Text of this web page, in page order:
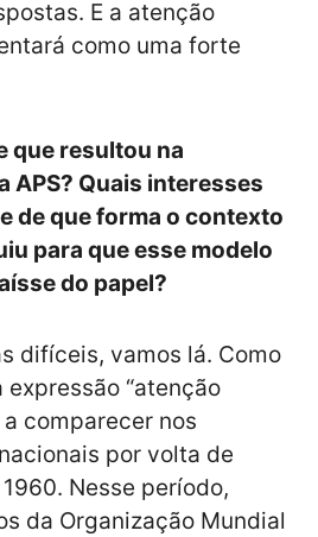
E a atenção
como uma forte
que resultou na
APS? Quais interesses
de que forma o contexto
para que esse modelo
do papel?
difíceis, vamos lá. Como
“atenção
comparecer nos
por volta de
Nesse período,
da Organização Mundial